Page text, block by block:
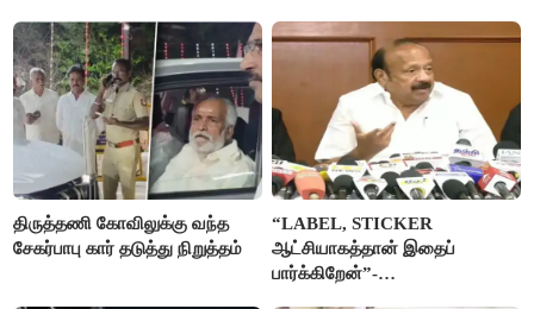
திருத்தணி கோவிலுக்கு வந்த
சேகர்பாபு கார் தடுத்து நிறுத்தம்
“LABEL, STICKER
ஆட்சியாகத்தான் இதைப்
பார்க்கிறேன்”-